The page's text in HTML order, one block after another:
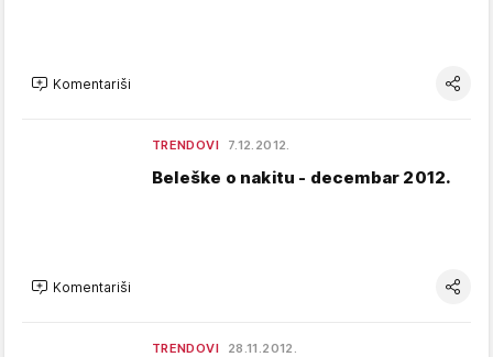
Komentariši
TRENDOVI 7.12.2012.
Beleške o nakitu - decembar 2012.
Komentariši
TRENDOVI 28.11.2012.